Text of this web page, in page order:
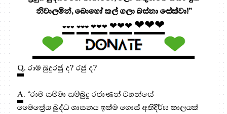
නිවාලමින්, බොහෝ කල් ගලා බස්නා සේක්වා!”
❤❤❤ ❤❤❤ ❤❤❤ ❤❤❤ ❤❤❤
Q. රාම බුදුරජු ද? රජු ද?
A. “රාම සම්මා සම්බුදු රජාණන් වහන්සේ -
මෛත්‍රේය බුද්ධ ශාසනය ඉක්ම ගොස් අතිදීර්ඝ කාලයක්